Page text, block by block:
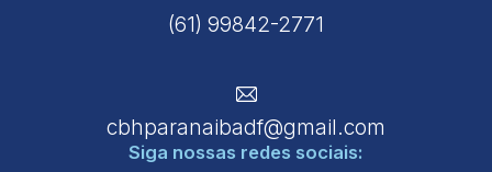
(61) 99842-2771
cbhparanaibadf@gmail.com
Siga nossas redes sociais: